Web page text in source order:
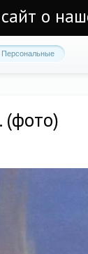
о
Персональные
(фото)